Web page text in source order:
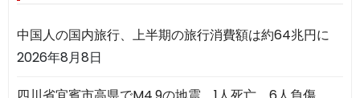
中国人の国内旅行、上半期の旅行消費額は約64兆円に
2026年8月8日